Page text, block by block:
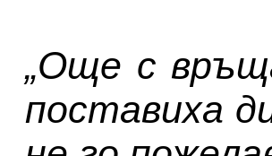
„Още с
поставиха